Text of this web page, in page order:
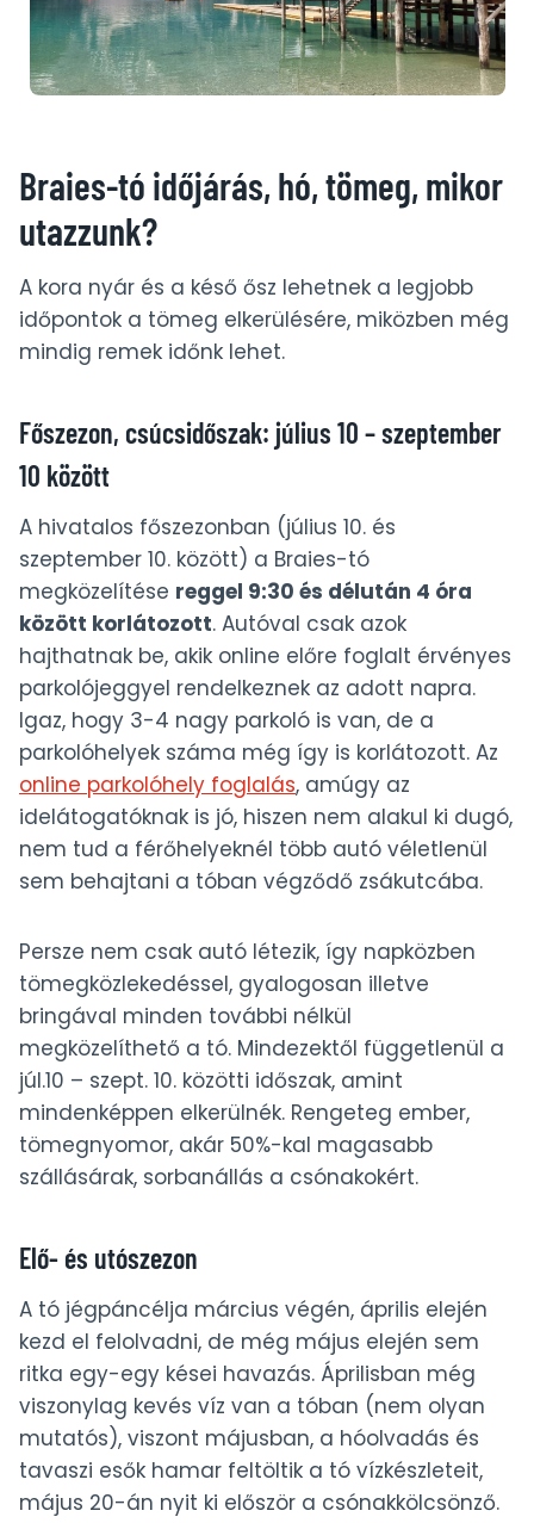
Braies-tó időjárás, hó, tömeg, mikor
utazzunk?
A kora nyár és a késő ősz lehetnek a legjobb
időpontok a tömeg elkerülésére, miközben még
mindig remek időnk lehet.
Főszezon, csúcsidőszak: július 10 – szeptember
10 között
A hivatalos főszezonban (július 10. és
szeptember 10. között) a Braies-tó
megközelítése reggel 9:30 és délután 4 óra
között korlátozott. Autóval csak azok
hajthatnak be, akik online előre foglalt érvényes
parkolójeggyel rendelkeznek az adott napra.
Igaz, hogy 3-4 nagy parkoló is van, de a
parkolóhelyek száma még így is korlátozott. Az
online parkolóhely foglalás, amúgy az
idelátogatóknak is jó, hiszen nem alakul ki dugó,
nem tud a férőhelyeknél több autó véletlenül
sem behajtani a tóban végződő zsákutcába.
Persze nem csak autó létezik, így napközben
tömegközlekedéssel, gyalogosan illetve
bringával minden további nélkül
megközelíthető a tó. Mindezektől függetlenül a
júl.10 – szept. 10. közötti időszak, amint
mindenképpen elkerülnék. Rengeteg ember,
tömegnyomor, akár 50%-kal magasabb
szállásárak, sorbanállás a csónakokért.
Elő- és utószezon
A tó jégpáncélja március végén, április elején
kezd el felolvadni, de még május elején sem
ritka egy-egy kései havazás. Áprilisban még
viszonylag kevés víz van a tóban (nem olyan
mutatós), viszont májusban, a hóolvadás és
tavaszi esők hamar feltöltik a tó vízkészleteit,
május 20-án nyit ki először a csónakkölcsönző.